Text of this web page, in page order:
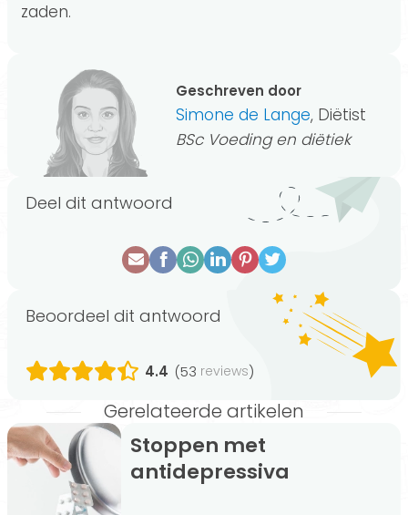
zaden.
Geschreven door
Simone de Lange, Diëtist
BSc Voeding en diëtiek
Deel dit antwoord
Beoordeel dit antwoord
4.4 (53 reviews)
Gerelateerde artikelen
Stoppen met
antidepressiva